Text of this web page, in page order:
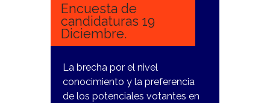
Encuesta de
candidaturas 19
Diciembre.
La brecha por el nivel
conocimiento y la preferencia
de los potenciales votantes en